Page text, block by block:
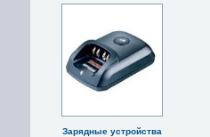
Зарядные устройства